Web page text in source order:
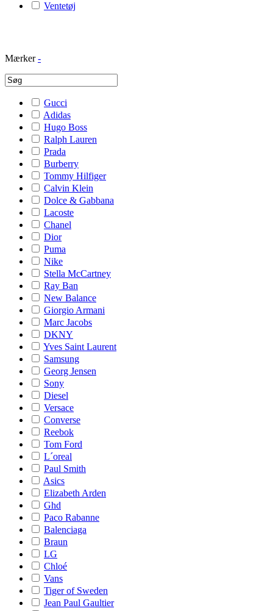
Ventetøj
Mærker -
Gucci
Adidas
Hugo Boss
Ralph Lauren
Prada
Burberry
Tommy Hilfiger
Calvin Klein
Dolce & Gabbana
Lacoste
Chanel
Dior
Puma
Nike
Stella McCartney
Ray Ban
New Balance
Giorgio Armani
Marc Jacobs
DKNY
Yves Saint Laurent
Samsung
Georg Jensen
Sony
Diesel
Versace
Converse
Reebok
Tom Ford
L´oreal
Paul Smith
Asics
Elizabeth Arden
Ghd
Paco Rabanne
Balenciaga
Braun
LG
Chloé
Vans
Tiger of Sweden
Jean Paul Gaultier